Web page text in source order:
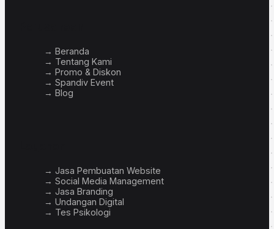
→ Beranda
→ Tentang Kami
→ Promo & Diskon
→ Spandiv Event
→ Blog
→ Jasa Pembuatan Website
→ Social Media Management
→ Jasa Branding
→ Undangan Digital
→ Tes Psikologi